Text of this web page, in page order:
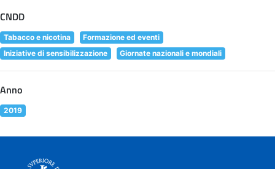
CNDD
Tabacco e nicotina
Formazione ed eventi
Iniziative di sensibilizzazione
Giornate nazionali e mondiali
Anno
2019